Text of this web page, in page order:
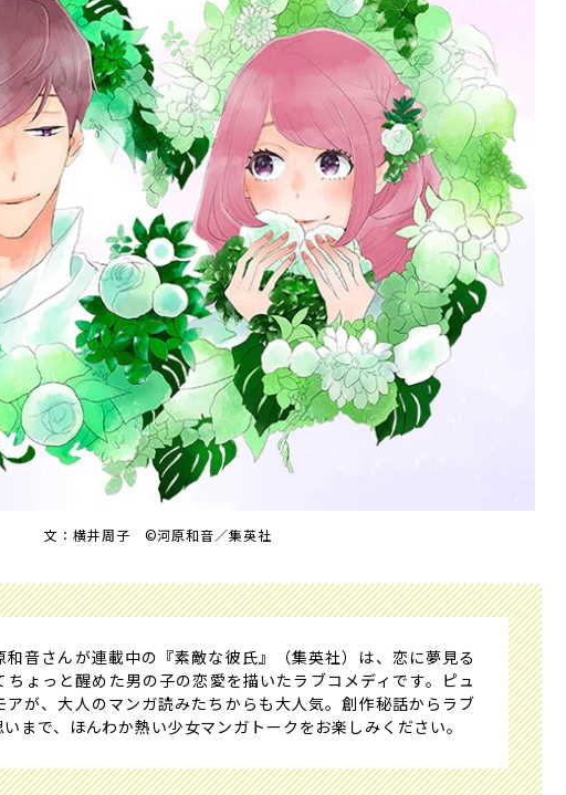
文：横井周子 ©河原和音／集英社
音さんが連載中の『素敵な彼氏』（集英社）は、恋に夢見る
ちょっと醒めた男の子の恋愛を描いたラブコメディです。ピュ
アが、大人のマンガ読みたちからも大人気。創作秘話からラブ
まで、ほんわか熱い少女マンガトークをお楽しみください。